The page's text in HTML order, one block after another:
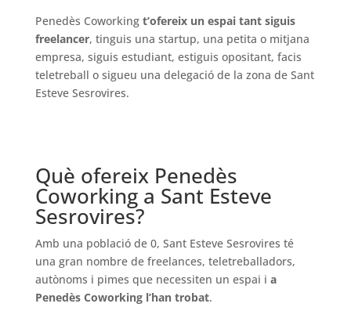
Penedès Coworking t’ofereix un espai tant siguis
freelancer, tinguis una startup, una petita o mitjana
empresa, siguis estudiant, estiguis opositant, facis
teletreball o sigueu una delegació de la zona de Sant
Esteve Sesrovires.
Què ofereix Penedès
Coworking a Sant Esteve
Sesrovires?
Amb una població de 0, Sant Esteve Sesrovires té
una gran nombre de freelances, teletreballadors,
autònoms i pimes que necessiten un espai i a
Penedès Coworking l’han trobat.